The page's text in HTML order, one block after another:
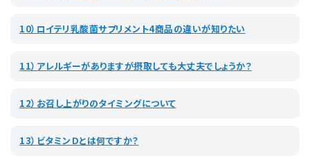
10）ロイテリ乳酸菌サプリメント4商品の違いが知りたい
11）アレルギーがありますが摂取しても大丈夫でしょうか？
12）お召し上がりのタイミングについて
13）ビタミンＤとは何ですか？